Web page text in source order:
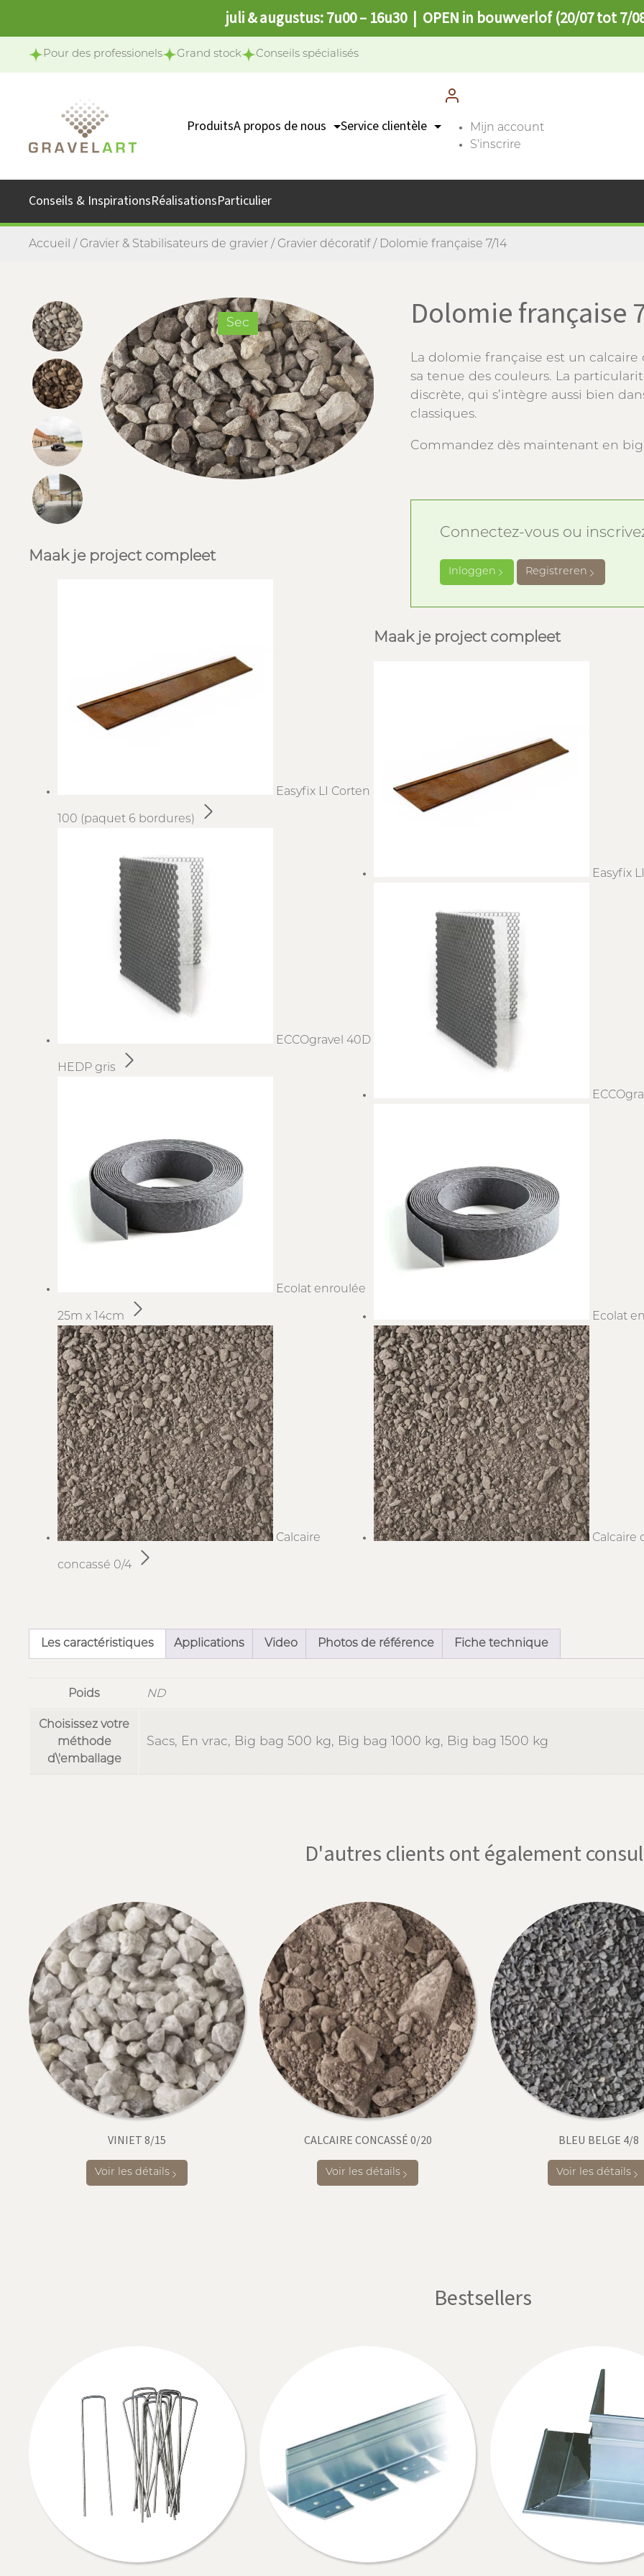
juli & augustus: 7u00 – 16u30 | OPEN in bouwverlof (20/07 tot 7/
Pour des professionels Grand stock Conseils spécialisés
ProduitsA propos de nous
Notre mission
Service clientèle
Points de collecte
Mijn account
S’inscrire
Conseils & InspirationsRéalisationsParticulier
Accueil / Gravier & Stabilisateurs de gravier / Gravier décoratif/ Dolomie française 7/14
Sec
Maak je project compleet
Easyfix LI Corten
100 (paquet 6 bordures)
ECCOgravel 40D
HEDP gris
Ecolat enroulée
25m x 14cm
Calcaire
concassé 0/4
Dolomie française
La dolomie française est un
sa tenue des couleurs. La
discrète, qui s’intègre aussi bien
classiques.
Commandez dès maintenant en
Connectez-vous ou
Inloggen Registreren
Maak je project compleet
Easyfix
Ecolat
Calcaire
Les caractéristiques Applications Video Photos de référence Fiche technique
Poids ND
Choisissez votre
méthode
d\'emballage
Sacs, En vrac, Big bag 500 kg, Big bag 1000 kg, Big bag 1500 kg
D'autres clients ont également
VINIET 8/15
Voir les détails
CALCAIRE CONCASSÉ 0/20
Voir les détails
BLEU BELGE 4/8
Voir les détails
Bestsellers